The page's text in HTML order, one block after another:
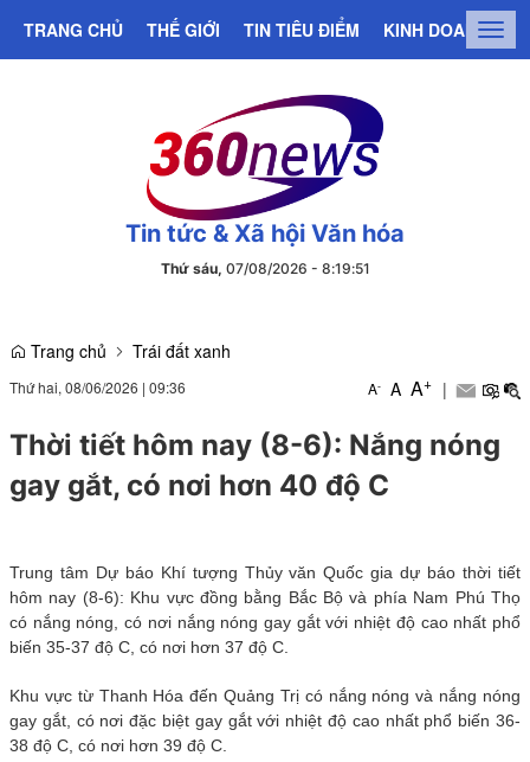
TRANG CHỦ THẾ GIỚI TIN TIÊU ĐIỂM KINH DOANH
Tin tức & Xã hội Văn hóa
Thứ sáu, 07/08/2026 - 8:19:51
Trang chủ Trái đất xanh
Thứ hai, 08/06/2026 | 09:36 A- A A+ |
Thời tiết hôm nay (8-6): Nắng nóng
gay gắt, có nơi hơn 40 độ C
Trung tâm Dự báo Khí tượng Thủy văn Quốc gia dự báo thời tiết
hôm nay (8-6): Khu vực đồng bằng Bắc Bộ và phía Nam Phú Thọ
có nắng nóng, có nơi nắng nóng gay gắt với nhiệt độ cao nhất phổ
biến 35-37 độ C, có nơi hơn 37 độ C.
Khu vực từ Thanh Hóa đến Quảng Trị có nắng nóng và nắng nóng
gay gắt, có nơi đặc biệt gay gắt với nhiệt độ cao nhất phổ biến 36-
38 độ C, có nơi hơn 39 độ C.